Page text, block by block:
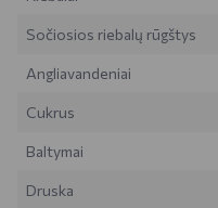
Sočiosios riebalų rūgštys
Angliavandeniai
Cukrus
Baltymai
Druska